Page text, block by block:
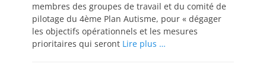
membres des groupes de travail et du comité de
pilotage du 4ème Plan Autisme, pour « dégager
les objectifs opérationnels et les mesures
prioritaires qui seront Lire plus …